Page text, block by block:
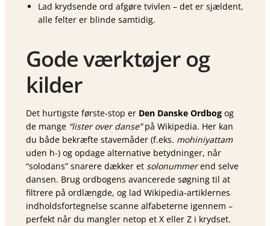
Lad krydsende ord afgøre tvivlen – det er sjældent,
alle felter er blinde samtidig.
Gode værktøjer og
kilder
Det hurtigste første-stop er Den Danske Ordbog og
de mange “lister over danse”på Wikipedia. Her kan
du både bekræfte stavemåder (f.eks. mohiniyattam
uden h-) og opdage alternative betydninger, når
“solodans” snarere dækker et solonummerend selve
dansen. Brug ordbogens avancerede søgning til at
filtrere på ordlængde, og lad Wikipedia-artiklernes
indholdsfortegnelse scanne alfabeterne igennem –
perfekt når du mangler netop et X eller Z i krydset.